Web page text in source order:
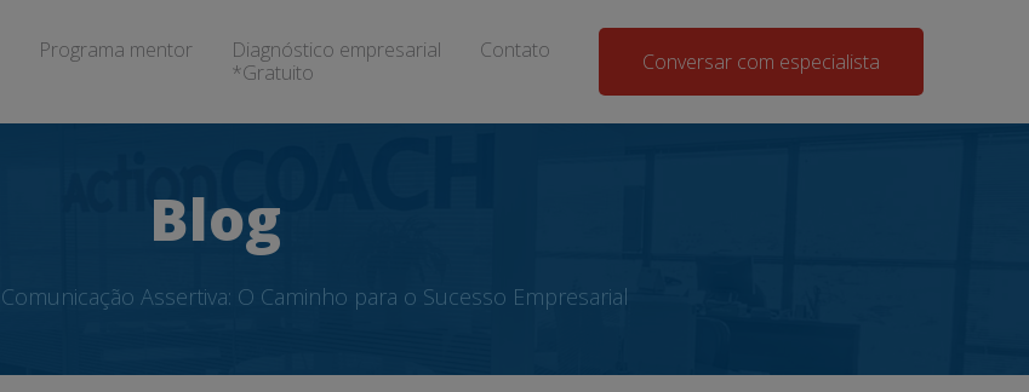
Programa mentor
Diagnóstico empresarial
*Gratuito
Contato Conversar com especialista
Blog
Comunicação Assertiva: O Caminho para o Sucesso Empresarial